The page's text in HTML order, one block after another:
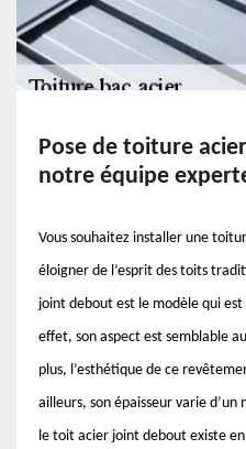
Pose de toiture
notre équipe
Vous souhaitez installer une
éloigner de l’esprit des toits
joint debout est le modèle qui
effet, son aspect est semblable
plus, l’esthétique de ce
ailleurs, son épaisseur varie
le toit acier joint debout existe